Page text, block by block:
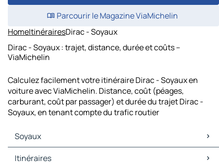
Parcourir le Magazine ViaMichelin
HomeItinérairesDirac - Soyaux
Dirac - Soyaux : trajet, distance, durée et coûts –
ViaMichelin
Calculez facilement votre itinéraire Dirac - Soyaux en
voiture avec ViaMichelin. Distance, coût (péages,
carburant, coût par passager) et durée du trajet Dirac -
Soyaux, en tenant compte du trafic routier
Soyaux
Soyaux Cartes et plans
Itinéraires